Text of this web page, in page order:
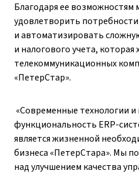
Благодаря ее
удовлетворить потребности
и автоматизировать
и налогового учета,
телекоммуникационных
«ПетерСтар».
«Современные технологии
функциональность ERP-
является жизненной
бизнеса «ПетерСтара». Мы
над улучшением качества